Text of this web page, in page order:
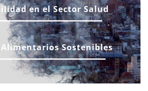
en el Sector Salud
Alimentarios Sostenibles